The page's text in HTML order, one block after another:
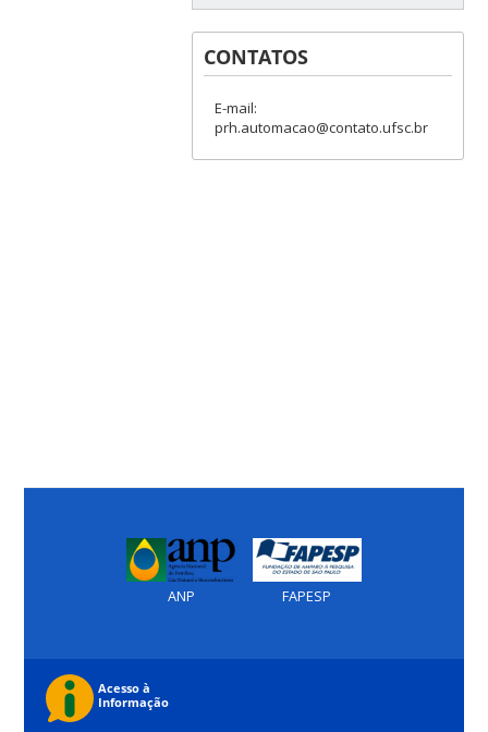
CONTATOS
E-mail:
prh.automacao@contato.ufsc.br
ANP FAPESP